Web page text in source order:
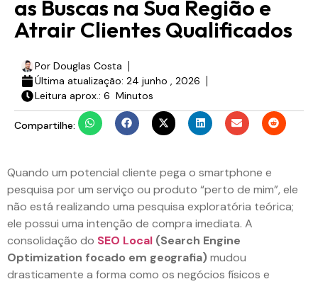
as Buscas na Sua Região e
Atrair Clientes Qualificados
Por Douglas Costa
Última atualização: 24 junho , 2026
Leitura aprox.: 6 Minutos
Compartilhe:
Quando um potencial cliente pega o smartphone e
pesquisa por um serviço ou produto “perto de mim”, ele
não está realizando uma pesquisa exploratória teórica;
ele possui uma intenção de compra imediata. A
consolidação do SEO Local (Search Engine
Optimization focado em geografia)mudou
drasticamente a forma como os negócios físicos e